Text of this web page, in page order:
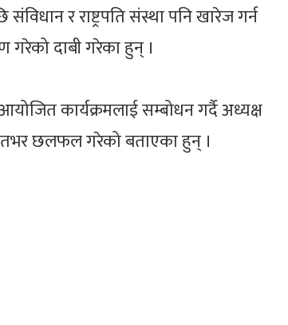
र राष्ट्रपति संस्था पनि खारेज गर्न
दाबी गरेका हुन् ।
कार्यक्रमलाई सम्बोधन गर्दै अध्यक्ष
छलफल गरेको बताएका हुन् ।